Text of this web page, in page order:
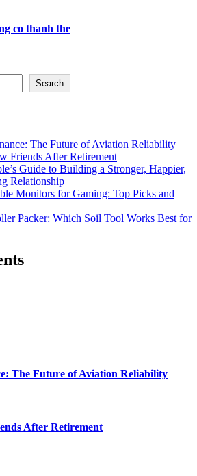
co thanh the
Search
The Future of Aviation Reliability
Friends After Retirement
Guide to Building a Stronger, Happier,
Relationship
Monitors for Gaming: Top Picks and
Packer: Which Soil Tool Works Best for
The Future of Aviation Reliability
After Retirement